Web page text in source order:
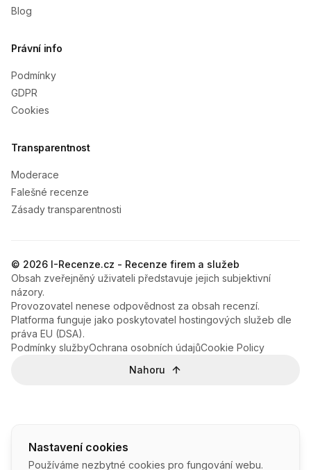
Nastavení cookies
Používáme nezbytné cookies pro fungování webu.
Blog
Právní info
Podmínky
GDPR
Cookies
Transparentnost
Moderace
Falešné recenze
Zásady transparentnosti
© 2026 I-Recenze.cz - Recenze firem a služeb
Obsah zveřejněný uživateli představuje jejich subjektivní
názory.
Provozovatel nenese odpovědnost za obsah recenzí.
Platforma funguje jako poskytovatel hostingových služeb dle
práva EU (DSA).
Podmínky službyOchrana osobních údajůCookie Policy
Nahoru